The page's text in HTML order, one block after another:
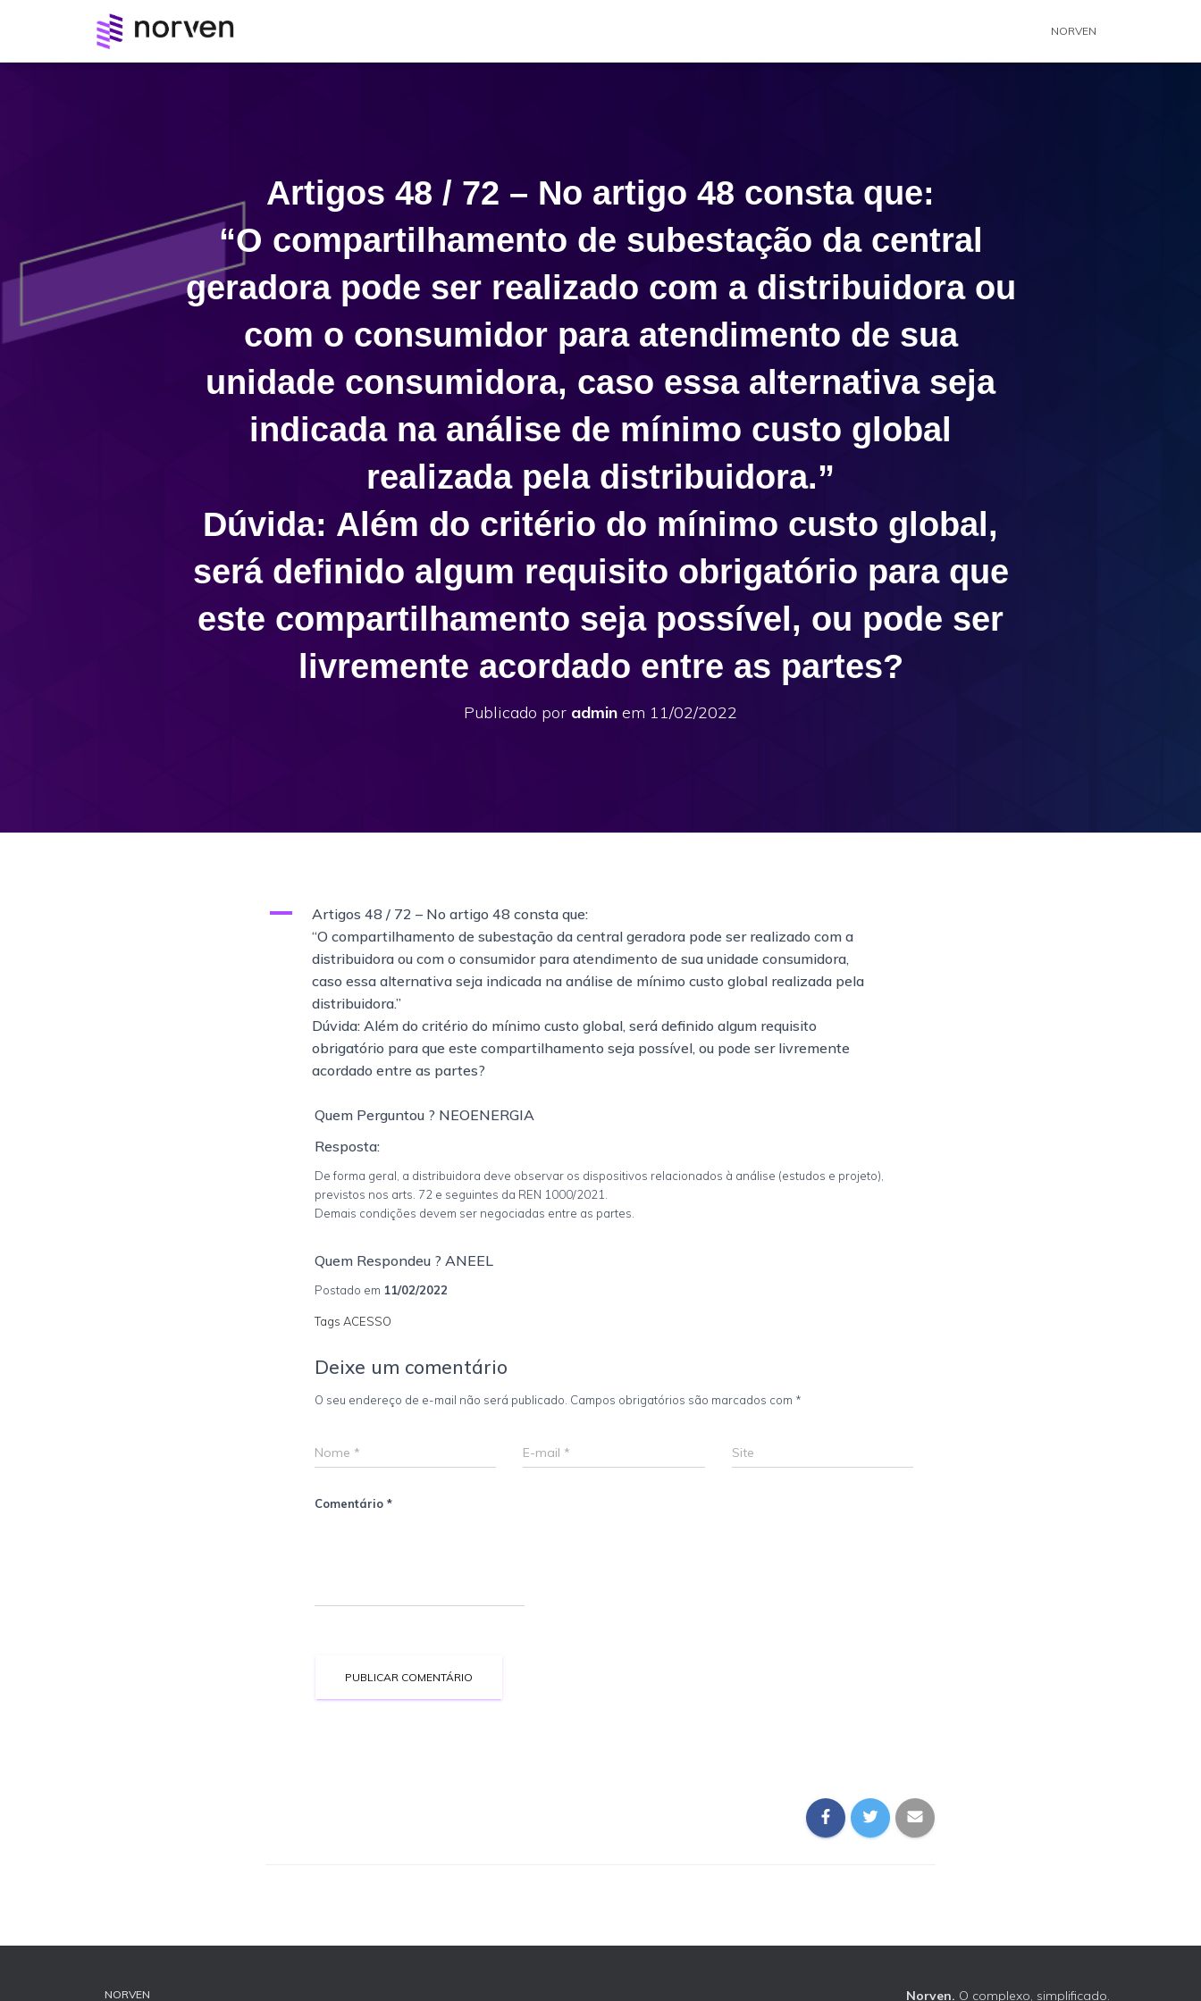
NORVEN
Artigos 48 / 72 – No artigo 48 consta que:
“O compartilhamento de subestação da central
geradora pode ser realizado com a distribuidora ou
com o consumidor para atendimento de sua
unidade consumidora, caso essa alternativa seja
indicada na análise de mínimo custo global
realizada pela distribuidora.”
Dúvida: Além do critério do mínimo custo global,
será definido algum requisito obrigatório para que
este compartilhamento seja possível, ou pode ser
livremente acordado entre as partes?
Publicado por admin em 11/02/2022
A
Artigos 48 / 72 – No artigo 48 consta que:
“O compartilhamento de subestação da central geradora pode ser realizado com a
distribuidora ou com o consumidor para atendimento de sua unidade consumidora,
caso essa alternativa seja indicada na análise de mínimo custo global realizada pela
distribuidora.”
Dúvida: Além do critério do mínimo custo global, será definido algum requisito
obrigatório para que este compartilhamento seja possível, ou pode ser livremente
acordado entre as partes?
Quem Perguntou ? NEOENERGIA
Resposta:
De forma geral, a distribuidora deve observar os dispositivos relacionados à análise (estudos e projeto),
previstos nos arts. 72 e seguintes da REN 1000/2021.
Demais condições devem ser negociadas entre as partes.
Quem Respondeu ? ANEEL
Postado em 11/02/2022
Tags ACESSO
Deixe um comentário
O seu endereço de e-mail não será publicado. Campos obrigatórios são marcados com *
Nome * E-mail * Site
Comentário *
NORVEN Norven. O complexo, simplificado.